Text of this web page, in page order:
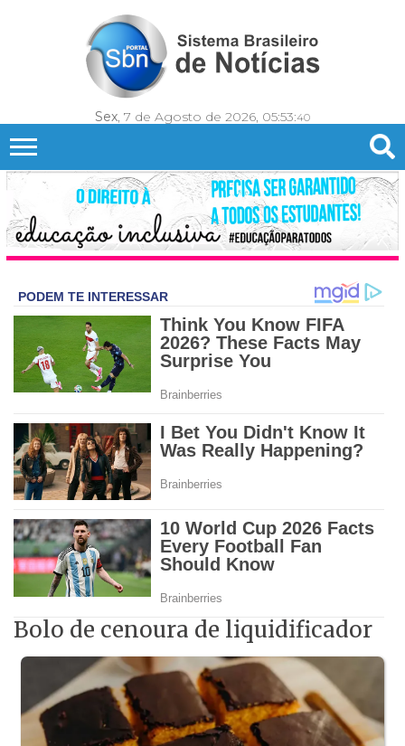
Sex, 7 de Agosto de 2026, 05:53:42
Bolo de cenoura de liquidificador